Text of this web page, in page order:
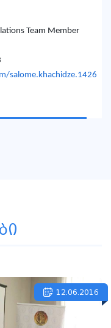
Team Member
salome.khachidze.1426
12.06.2016